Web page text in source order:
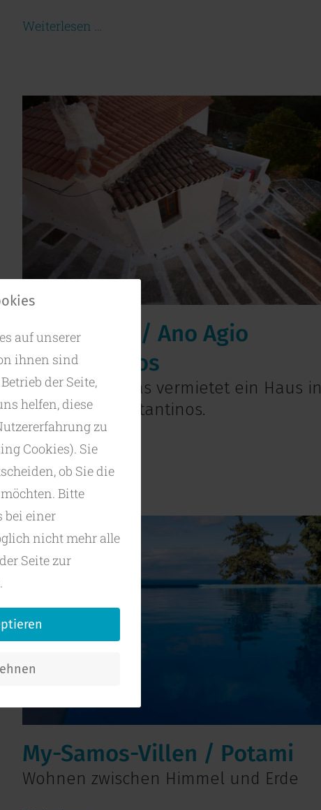
Weiterlesen …
Haus Folas / Ano Agio
Konstantinos
Die Familie Folas vermietet ein Haus in
Ano Agios Konstantinos.
Weiterlesen …
My-Samos-Villen / Potami
Wohnen zwischen Himmel und Erde
auf unserer
ihnen sind
der Seite,
helfen, diese
zu
Cookies). Sie
ob Sie die
Bitte
bei einer
nicht mehr alle
Seite zur